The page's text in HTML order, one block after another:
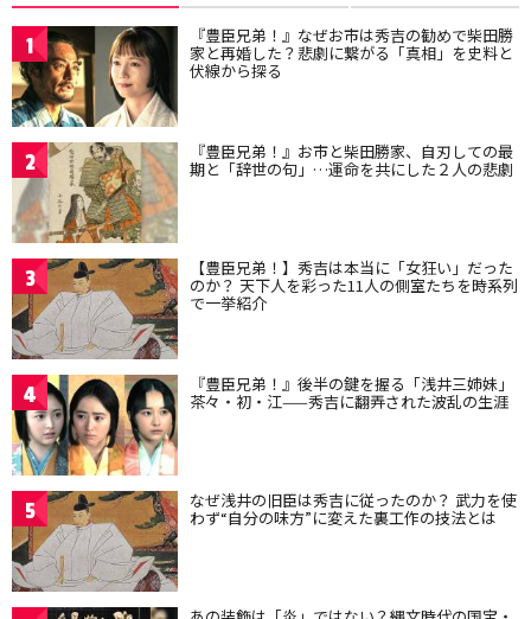
1 『豊臣兄弟！』なぜお市は秀吉の勧めで柴田勝
家と再婚した？悲劇に繋がる「真相」を史料と
伏線から探る
2 『豊臣兄弟！』お市と柴田勝家、自刃しての最
期と「辞世の句」…運命を共にした２人の悲劇
3 【豊臣兄弟！】秀吉は本当に「女狂い」だった
のか？ 天下人を彩った11人の側室たちを時系列
で一挙紹介
4 『豊臣兄弟！』後半の鍵を握る「浅井三姉妹」
茶々・初・江——秀吉に翻弄された波乱の生涯
5 なぜ浅井の旧臣は秀吉に従ったのか？ 武力を使
わず“自分の味方”に変えた裏工作の技法とは